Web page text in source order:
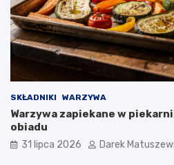
SKŁADNIKI WARZYWA
Warzywa zapiekane w
obiadu
31 lipca 2026 Darek